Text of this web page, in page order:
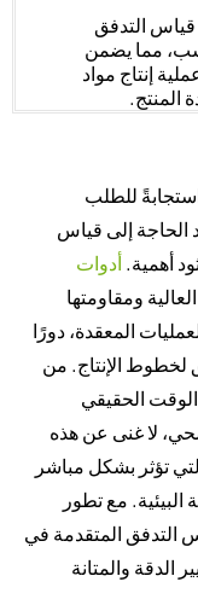
قياس التدفق
مما يضمن
إنتاج مواد
المنتج.
للطلب
الحاجة إلى قياس
أهمية.أدوات
ومقاومتها
المعقدة، دورًا
لخطوط الإنتاج. من
الحقيقي
لا غنى عن هذه
تؤثر بشكل مباشر
البيئية. مع تطور
التدفق المتقدمة في
الدقة والمتانة